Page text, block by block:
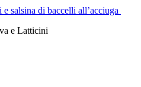
salsina di baccelli all’acciuga
e Latticini